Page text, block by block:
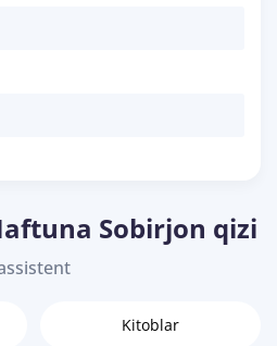
Sobirjon qizi
Kitoblar